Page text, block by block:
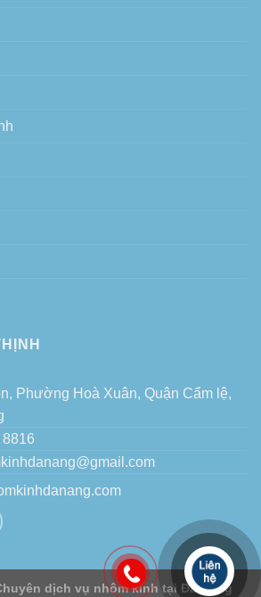
Phường Hoà Xuân, Quận Cẩm lệ,
dịch vụ nhôm kính tại Đà Nẵng